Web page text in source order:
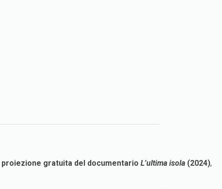
proiezione gratuita del documentario L’ultima isola (2024),